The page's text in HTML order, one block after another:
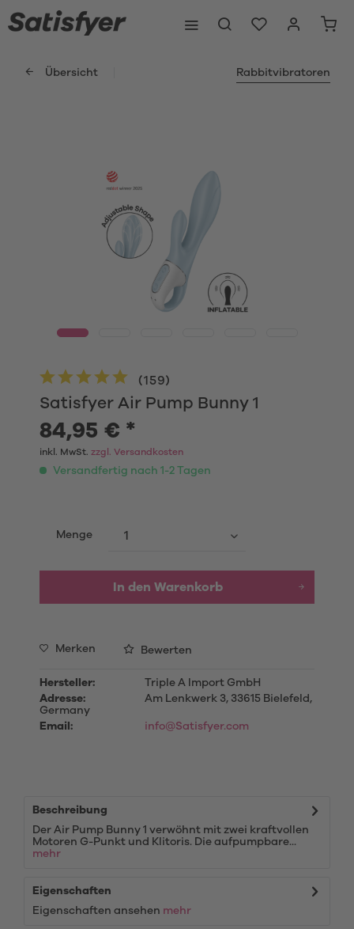
Übersicht Rabbitvibratoren
Satisfyer Air Pump Bunny 1
(159)
84,95 € *
inkl. MwSt. zzgl. Versandkosten
Versandfertig nach 1-2 Tagen
Menge
In den Warenkorb
Merken Bewerten
Hersteller:
Triple A Import GmbH
Adresse:
Am Lenkwerk 3, 33615 Bielefeld,
Germany
Email:
info@Satisfyer.com
Beschreibung
Der Air Pump Bunny 1 verwöhnt mit zwei kraftvollen
Motoren G-Punkt und Klitoris. Die aufpumpbare...
mehr
Eigenschaften
Eigenschaften ansehen mehr